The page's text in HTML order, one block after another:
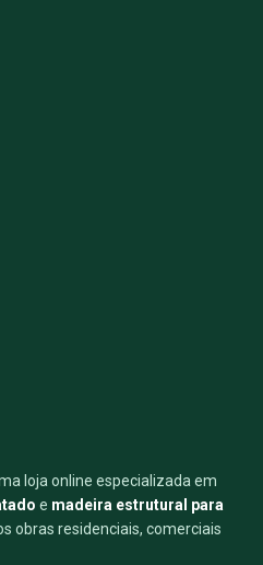
loja online especializada em
e madeira estrutural para
obras residenciais, comerciais